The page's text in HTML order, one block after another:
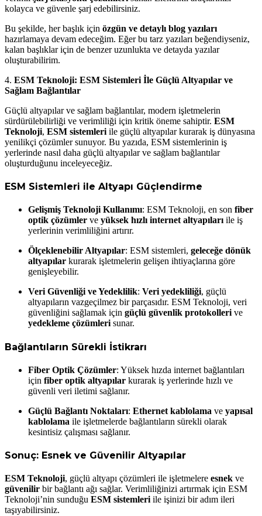
kolayca ve güvenle şarj edebilirsiniz.
Bu şekilde, her başlık için özgün ve detaylı blog yazıları
hazırlamaya devam edeceğim. Eğer bu tarz yazıları beğendiyseniz,
kalan başlıklar için de benzer uzunlukta ve detayda yazılar
oluşturabilirim.
4. ESM Teknoloji: ESM Sistemleri İle Güçlü Altyapılar ve
Sağlam Bağlantılar
Güçlü altyapılar ve sağlam bağlantılar, modern işletmelerin
sürdürülebilirliği ve verimliliği için kritik öneme sahiptir. ESM
Teknoloji, ESM sistemleri ile güçlü altyapılar kurarak iş dünyasına
yenilikçi çözümler sunuyor. Bu yazıda, ESM sistemlerinin iş
yerlerinde nasıl daha güçlü altyapılar ve sağlam bağlantılar
oluşturduğunu inceleyeceğiz.
ESM Sistemleri ile Altyapı Güçlendirme
Gelişmiş Teknoloji Kullanımı: ESM Teknoloji, en son fiber
optik çözümler ve yüksek hızlı internet altyapıları ile iş
yerlerinin verimliliğini artırır.
Ölçeklenebilir Altyapılar: ESM sistemleri, geleceğe dönük
altyapılar kurarak işletmelerin gelişen ihtiyaçlarına göre
genişleyebilir.
Veri Güvenliği ve Yedeklilik: Veri yedekliliği, güçlü
altyapıların vazgeçilmez bir parçasıdır. ESM Teknoloji, veri
güvenliğini sağlamak için güçlü güvenlik protokolleri ve
yedekleme çözümleri sunar.
Bağlantıların Sürekli İstikrarı
Fiber Optik Çözümler: Yüksek hızda internet bağlantıları
için fiber optik altyapılar kurarak iş yerlerinde hızlı ve
güvenli veri iletimi sağlanır.
Güçlü Bağlantı Noktaları: Ethernet kablolama ve yapısal
kablolama ile işletmelerde bağlantıların sürekli olarak
kesintisiz çalışması sağlanır.
Sonuç: Esnek ve Güvenilir Altyapılar
ESM Teknoloji, güçlü altyapı çözümleri ile işletmelere esnek ve
güvenilir bir bağlantı ağı sağlar. Verimliliğinizi artırmak için ESM
Teknoloji’nin sunduğu ESM sistemleri ile işinizi bir adım ileri
taşıyabilirsiniz.